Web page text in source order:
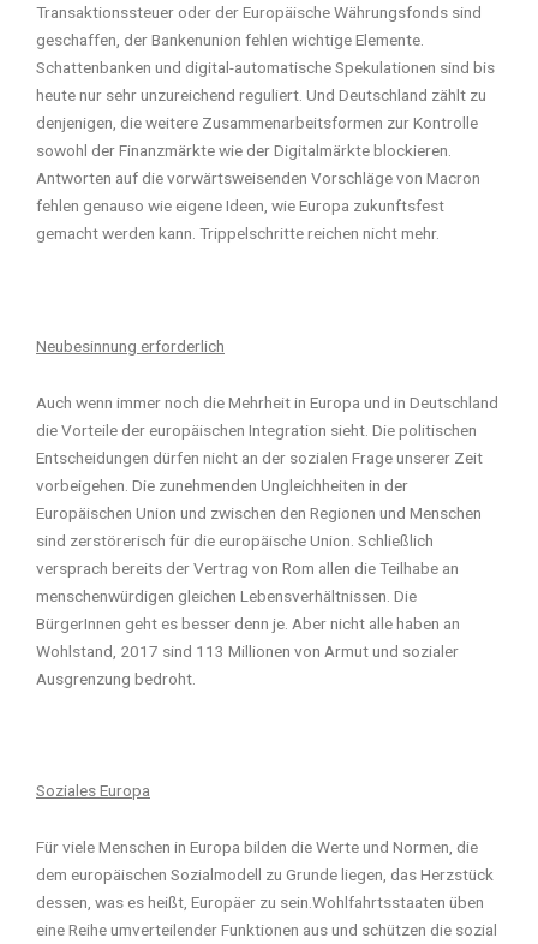
Transaktionssteuer oder der Europäische Währungsfonds sind
geschaffen, der Bankenunion fehlen wichtige Elemente.
Schattenbanken und digital-automatische Spekulationen sind bis
heute nur sehr unzureichend reguliert. Und Deutschland zählt zu
denjenigen, die weitere Zusammenarbeitsformen zur Kontrolle
sowohl der Finanzmärkte wie der Digitalmärkte blockieren.
Antworten auf die vorwärtsweisenden Vorschläge von Macron
fehlen genauso wie eigene Ideen, wie Europa zukunftsfest
gemacht werden kann. Trippelschritte reichen nicht mehr.
Neubesinnung erforderlich
Auch wenn immer noch die Mehrheit in Europa und in Deutschland
die Vorteile der europäischen Integration sieht. Die politischen
Entscheidungen dürfen nicht an der sozialen Frage unserer Zeit
vorbeigehen. Die zunehmenden Ungleichheiten in der
Europäischen Union und zwischen den Regionen und Menschen
sind zerstörerisch für die europäische Union. Schließlich
versprach bereits der Vertrag von Rom allen die Teilhabe an
menschenwürdigen gleichen Lebensverhältnissen. Die
BürgerInnen geht es besser denn je. Aber nicht alle haben an
Wohlstand, 2017 sind 113 Millionen von Armut und sozialer
Ausgrenzung bedroht.
Soziales Europa
Für viele Menschen in Europa bilden die Werte und Normen, die
dem europäischen Sozialmodell zu Grunde liegen, das Herzstück
dessen, was es heißt, Europäer zu sein.Wohlfahrtsstaaten üben
eine Reihe umverteilender Funktionen aus und schützen die sozial